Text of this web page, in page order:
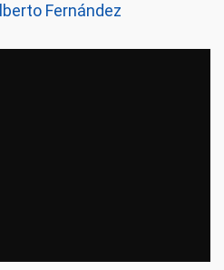
Fernández